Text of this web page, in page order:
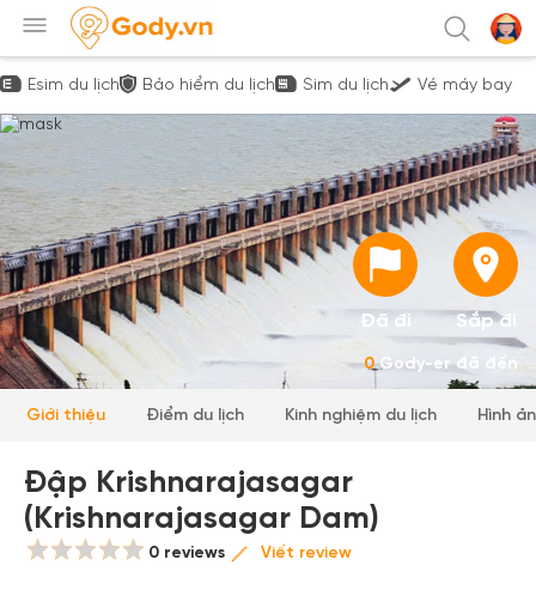
Esim du lịch Bảo hiểm du lịch Sim du lịch Vé máy bay
Đã đi Sắp đi
0Gody-er đã đến
Giới thiệu Điểm du lịch Kinh nghiệm du lịch Hình
Đập Krishnarajasagar
(Krishnarajasagar Dam)
0 reviews Viết review